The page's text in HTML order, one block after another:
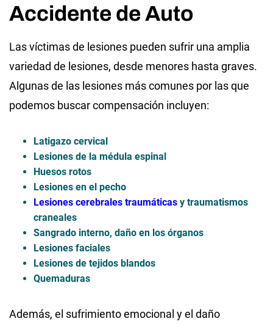
Accidente de Auto
Las víctimas de lesiones pueden sufrir una amplia
variedad de lesiones, desde menores hasta graves.
Algunas de las lesiones más comunes por las que
podemos buscar compensación incluyen:
Latigazo cervical
Lesiones de la médula espinal
Huesos rotos
Lesiones en el pecho
Lesiones cerebrales traumáticas y traumatismos
craneales
Sangrado interno, daño en los órganos
Lesiones faciales
Lesiones de tejidos blandos
Quemaduras
Además, el sufrimiento emocional y el daño